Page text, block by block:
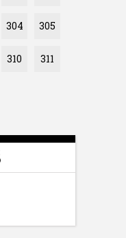
304 305
310 311